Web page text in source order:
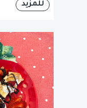
للمزيد